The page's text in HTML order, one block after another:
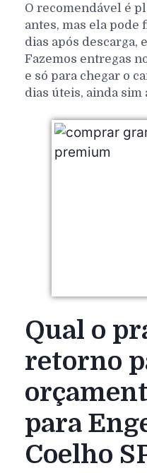
O recomendável é
antes, mas ela pode
dias após descarga,
Fazemos entregas
e só para chegar o
dias úteis, ainda sim
Qual o
retorno
para
Coelho